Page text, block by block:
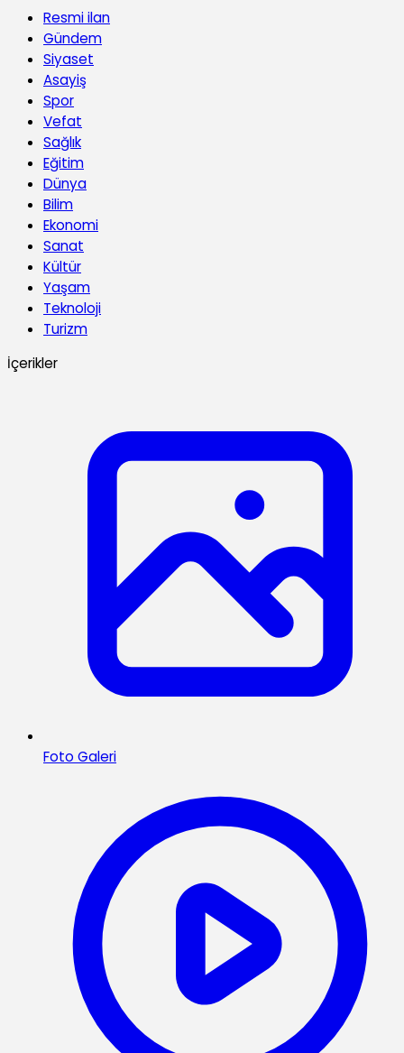
Resmi ilan
Gündem
Siyaset
Asayiş
Spor
Vefat
Sağlık
Eğitim
Dünya
Bilim
Ekonomi
Sanat
Kültür
Yaşam
Teknoloji
Turizm
İçerikler
Foto Galeri